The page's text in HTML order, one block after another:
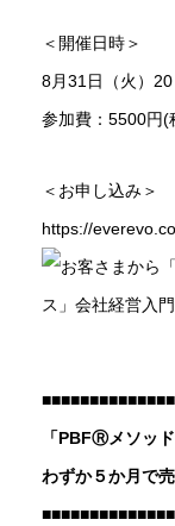
＜開催日時＞
8月31日（火）
参加費：5500円(
＜お申し込み＞
https://
「PBFⓇメソッ
わずか５か月で